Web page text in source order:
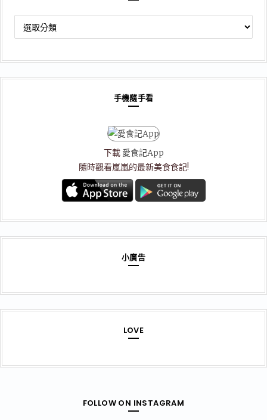
章
類
手機隨手看
下載 愛食記App
隨時觀看嵐嵐的最新美食食記!
小廣告
LOVE
FOLLOW ON INSTAGRAM